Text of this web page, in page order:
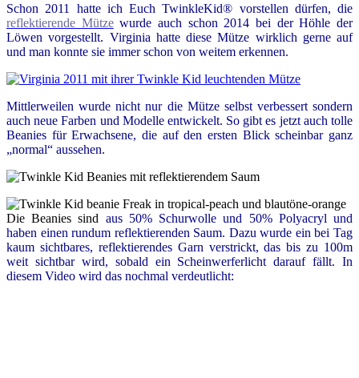
Schon 2011 hatte ich Euch TwinkleKid® vorstellen dürfen, die
reflektierende Mützewurde auch schon 2014 bei der Höhle der
Löwen vorgestellt. Virginia hatte diese Mütze wirklich gerne auf
und man konnte sie immer schon von weitem erkennen.
Mittlerweilen wurde nicht nur die Mütze selbst verbessert sondern
auch neue Farben und Modelle entwickelt. So gibt es jetzt auch tolle
Beanies für Erwachsene, die auf den ersten Blick scheinbar ganz
„normal“ aussehen.
Die Beanies sind aus 50% Schurwolle und 50% Polyacryl und
haben einen rundum reflektierenden Saum. Dazu wurde ein bei Tag
kaum sichtbares, reflektierendes Garn verstrickt, das bis zu 100m
weit sichtbar wird, sobald ein Scheinwerferlicht darauf fällt. In
diesem Video wird das nochmal verdeutlicht: